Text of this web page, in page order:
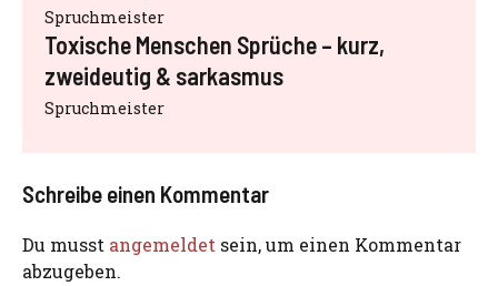
Spruchmeister
Toxische Menschen Sprüche – kurz,
zweideutig & sarkasmus
Spruchmeister
Schreibe einen Kommentar
Du musst angemeldet sein, um einen Kommentar
abzugeben.